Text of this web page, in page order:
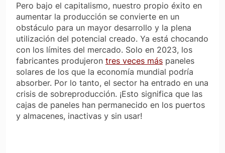
Pero bajo el capitalismo, nuestro propio éxito en
aumentar la producción se convierte en un
obstáculo para un mayor desarrollo y la plena
utilización del potencial creado. Ya está chocando
con los límites del mercado. Solo en 2023, los
fabricantes produjeron tres veces más paneles
solares de los que la economía mundial podría
absorber. Por lo tanto, el sector ha entrado en una
crisis de sobreproducción. ¡Esto significa que las
cajas de paneles han permanecido en los puertos
y almacenes, inactivas y sin usar!